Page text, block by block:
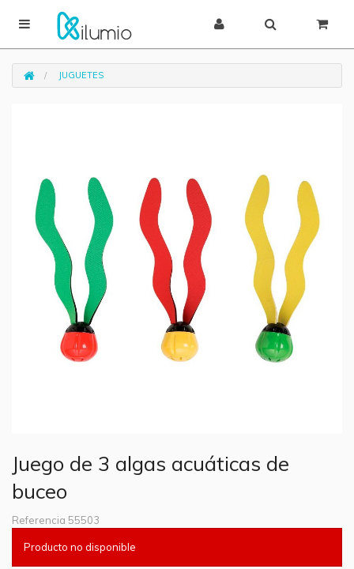
JUGUETES
Juego de 3 algas acuáticas de
buceo
Referencia 55503
Producto no disponible